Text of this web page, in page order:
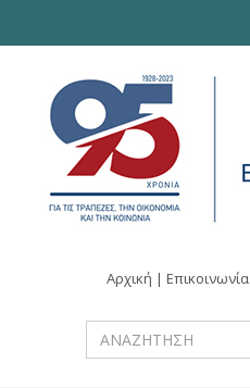
Αρχική | Επικοινωνία